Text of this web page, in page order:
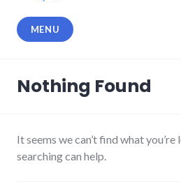
MENU
Nothing Found
It seems we can’t find what
searching can help.